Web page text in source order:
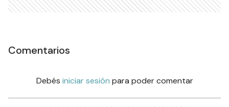
Comentarios
Debés iniciar sesión para poder comentar